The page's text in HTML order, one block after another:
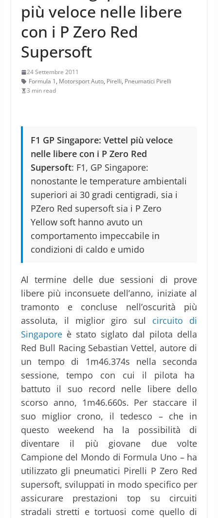
più veloce nelle libere
con i P Zero Red
Supersoft
24 Settembre 2011
Formula 1, Motorsport Auto, Pirelli, Pneumatici Pirelli
3 min read
F1 GP Singapore: Vettel più veloce
nelle libere con i P Zero Red
Supersoft: F1, GP Singapore:
nonostante le temperature ambientali
superiori ai 30 gradi centigradi, sia i
PZero Red supersoft sia i P Zero
Yellow soft hanno avuto un
comportamento impeccabile in
condizioni di caldo e umido
Al termine delle due sessioni di prove
libere più inconsuete dell’anno, iniziate al
tramonto e concluse nell’oscurità più
assoluta, il miglior giro sul circuito di
Singaporeè stato siglato dal pilota della
Red Bull Racing Sebastian Vettel, autore di
un tempo di 1m46.374s nella seconda
sessione, tempo con cui il pilota ha
battuto il suo record nelle libere dello
scorso anno, 1m46.660s. Per staccare il
suo miglior crono, il tedesco – che in
questo weekend ha la possibilità di
diventare il più giovane due volte
Campione del Mondo di Formula Uno – ha
utilizzato gli pneumatici Pirelli P Zero Red
supersoft, sviluppati in modo specifico per
assicurare prestazioni top su circuiti
stradali stretti e tortuosi come quello di